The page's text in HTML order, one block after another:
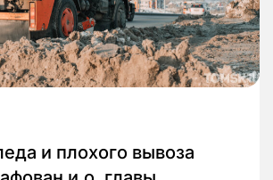
и плохого вывоза